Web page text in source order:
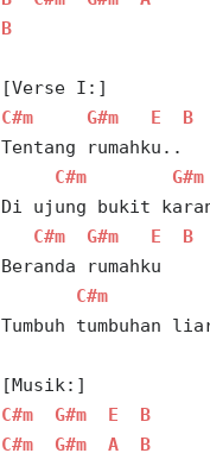
B
[Verse I:]
C#m
G#m E
B
Tentang rumahku..
C#m
G#m
Di ujung bukit
C#m
G#m E
B
Beranda rumahku
C#m
Tumbuh tumbuhan
[Musik:]
C#m
G#m E
B
C#m
G#m A B